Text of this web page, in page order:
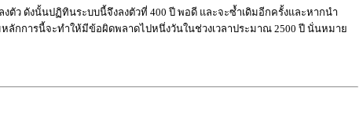
งตัว ดังนั้นปฏิทินระบบนี้จึงลงตัวที่ 400 ปี พอดี และจะซ้ำเดิมอีกครั้งและหากนำ
หลักการนี้จะทำให้มีข้อผิดพลาดไปหนึ่งวันในช่วงเวลาประมาณ 2500 ปี นั่นหมาย